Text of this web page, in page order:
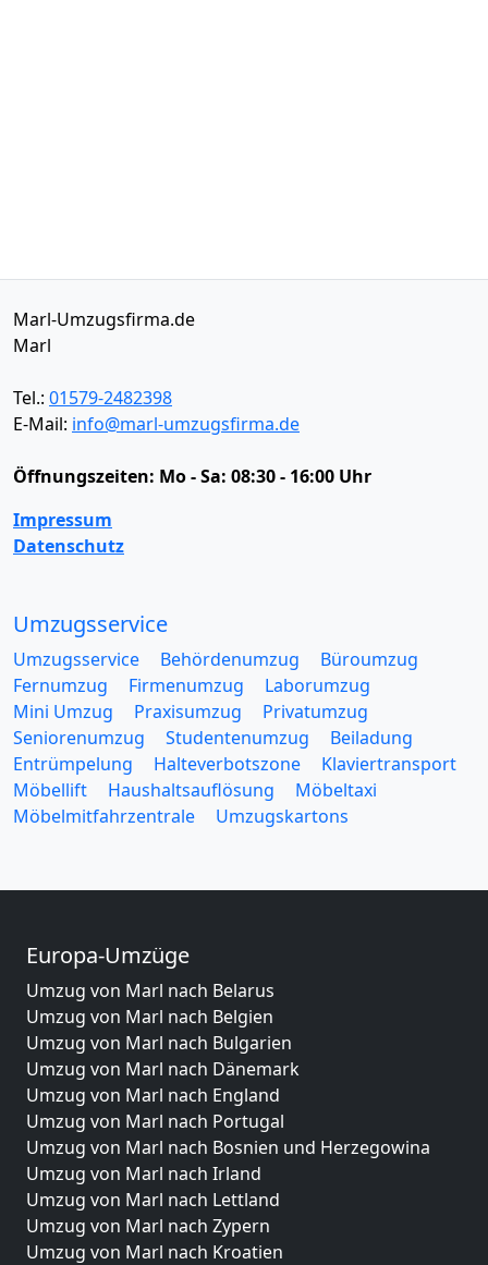
Marl-Umzugsfirma.de
Marl
Tel.: 01579-2482398
E-Mail: info@marl-umzugsfirma.de
Öffnungszeiten: Mo - Sa: 08:30 - 16:00 Uhr
Impressum
Datenschutz
Umzugsservice
Umzugsservice Behördenumzug
Büroumzug
Fernumzug
Firmenumzug
Laborumzug
Mini Umzug
Praxisumzug
Privatumzug
Seniorenumzug
Studentenumzug
Beiladung
Entrümpelung
Halteverbotszone
Klaviertransport
Möbellift
Haushaltsauflösung
Möbeltaxi
Möbelmitfahrzentrale
Umzugskartons
Europa-Umzüge
Umzug von Marl nach Belarus
Umzug von Marl nach Belgien
Umzug von Marl nach Bulgarien
Umzug von Marl nach Dänemark
Umzug von Marl nach England
Umzug von Marl nach Portugal
Umzug von Marl nach Bosnien und Herzegowina
Umzug von Marl nach Irland
Umzug von Marl nach Lettland
Umzug von Marl nach Zypern
Umzug von Marl nach Kroatien